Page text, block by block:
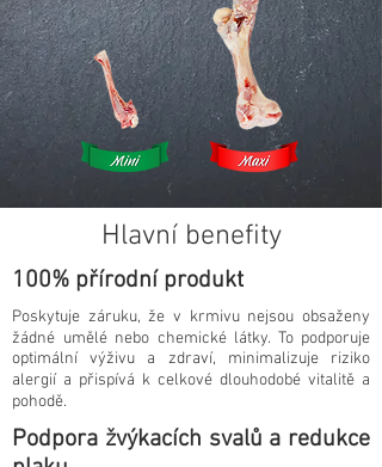
Hlavní benefity
100% přírodní produkt
Poskytuje záruku, že v krmivu nejsou obsaženy
žádné umělé nebo chemické látky. To podporuje
optimální výživu a zdraví, minimalizuje riziko
alergií a přispívá k celkové dlouhodobé vitalitě a
pohodě.
Podpora žvýkacích svalů a redukce